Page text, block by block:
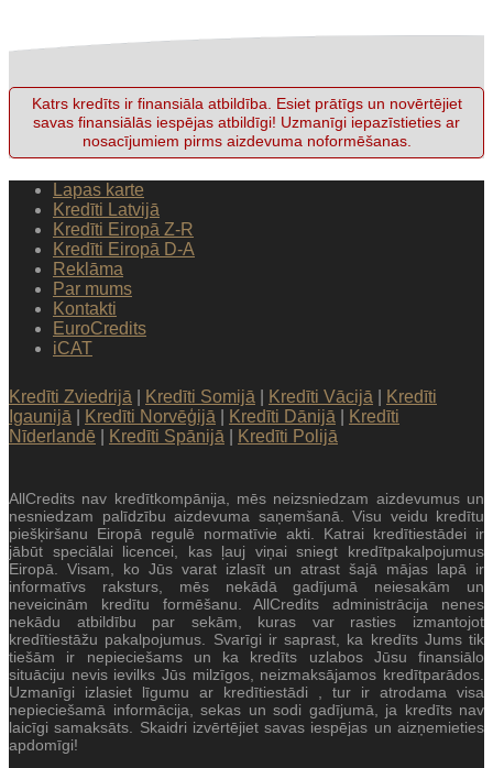
Katrs kredīts ir finansiāla atbildība. Esiet prātīgs un novērtējiet
savas finansiālās iespējas atbildīgi! Uzmanīgi iepazīstieties ar
nosacījumiem pirms aizdevuma noformēšanas.
Lapas karte
Kredīti Latvijā
Kredīti Eiropā Z-R
Kredīti Eiropā D-A
Reklāma
Par mums
Kontakti
EuroCredits
iCAT
Kredīti Zviedrijā Kredīti Somijā Kredīti Vācijā
Kredīti
Igaunijā
Kredīti Norvēģijā Kredīti Dānijā
Kredīti
Nīderlandē
Kredīti Spānijā Kredīti Polijā
AllCredits nav kredītkompānija, mēs neizsniedzam aizdevumus un
nesniedzam palīdzību aizdevuma saņemšanā. Visu veidu kredītu
piešķiršanu Eiropā regulē normatīvie akti. Katrai kredītiestādei ir
jābūt speciālai licencei, kas ļauj viņai sniegt kredītpakalpojumus
Eiropā. Visam, ko Jūs varat izlasīt un atrast šajā mājas lapā ir
informatīvs raksturs, mēs nekādā gadījumā neiesakām un
neveicinām kredītu formēšanu. AllCredits administrācija nenes
nekādu atbildību par sekām, kuras var rasties izmantojot
kredītiestāžu pakalpojumus. Svarīgi ir saprast, ka kredīts Jums tik
tiešām ir nepieciešams un ka kredīts uzlabos Jūsu finansiālo
situāciju nevis ievilks Jūs milzīgos, neizmaksājamos kredītparādos.
Uzmanīgi izlasiet līgumu ar kredītiestādi , tur ir atrodama visa
nepieciešamā informācija, sekas un sodi gadījumā, ja kredīts nav
laicīgi samaksāts. Skaidri izvērtējiet savas iespējas un aizņemieties
apdomīgi!